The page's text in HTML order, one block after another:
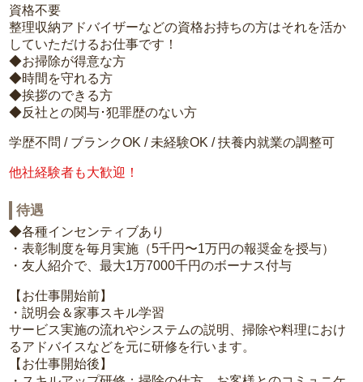
資格不要
整理収納アドバイザーなどの資格お持ちの方はそれを活か
していただけるお仕事です！
◆お掃除が得意な方
◆時間を守れる方
◆挨拶のできる方
◆反社との関与･犯罪歴のない方
学歴不問 / ブランクOK / 未経験OK / 扶養内就業の調整可
他社経験者も大歓迎！
待遇
◆各種インセンティブあり
・表彰制度を毎月実施（5千円〜1万円の報奨金を授与）
・友人紹介で、最大1万7000千円のボーナス付与
【お仕事開始前】
・説明会＆家事スキル学習
サービス実施の流れやシステムの説明、掃除や料理におけ
るアドバイスなどを元に研修を行います。
【お仕事開始後】